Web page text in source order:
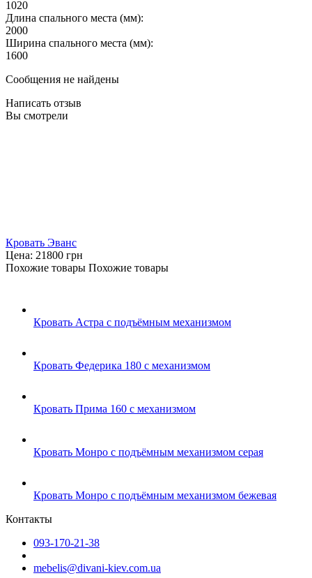
1020
Длина спального места (мм):
2000
Ширина спального места (мм):
1600
Сообщения не найдены
Написать отзыв
Вы смотрели
Кровать Эванс
Цена: 21800 грн
Похожие товары Похожие товары
Кровать Астра с подъёмным механизмом
Кровать Федерика 180 с механизмом
Кровать Прима 160 с механизмом
Кровать Монро с подъёмным механизмом серая
Кровать Монро с подъёмным механизмом бежевая
Контакты
093-170-21-38
mebelis@divani-kiev.com.ua